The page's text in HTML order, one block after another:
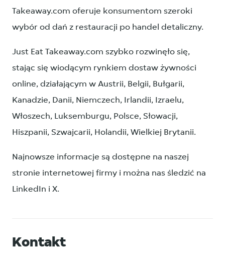
Takeaway.com oferuje konsumentom szeroki
wybór od dań z restauracji po handel detaliczny.
Just Eat Takeaway.com szybko rozwinęło się,
stając się wiodącym rynkiem dostaw żywności
online, działającym w Austrii, Belgii, Bułgarii,
Kanadzie, Danii, Niemczech, Irlandii, Izraelu,
Włoszech, Luksemburgu, Polsce, Słowacji,
Hiszpanii, Szwajcarii, Holandii, Wielkiej Brytanii.
Najnowsze informacje są dostępne na naszej
stronie internetowej firmy i można nas śledzić na
LinkedIn i X.
Kontakt